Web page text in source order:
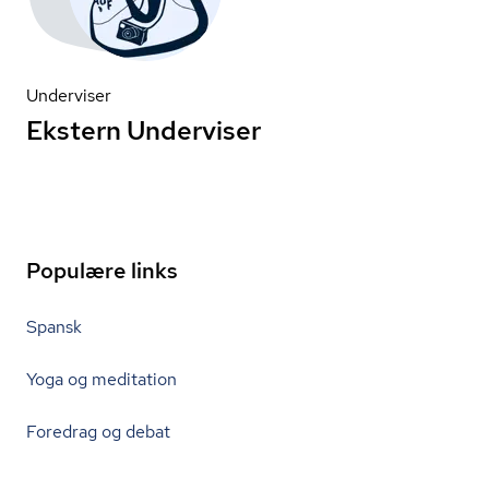
Underviser
Ekstern Underviser
Populære links
Spansk
Yoga og meditation
Foredrag og debat